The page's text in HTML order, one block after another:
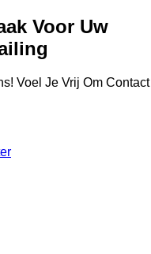
Voor Uw
Voel Je Vrij Om Contact